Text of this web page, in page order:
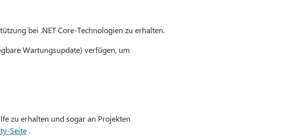
bei .NET Core-Technologien zu erhalten.
Wartungsupdate) verfügen, um
zu erhalten und sogar an Projekten
Seite.